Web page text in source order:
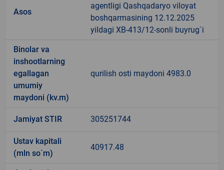
Asos
agentligi Qashqadaryo viloyat
boshqarmasining 12.12.2025
yildagi XB-413/12-sonli buyrug`i
Binolar va
inshootlarning
egallagan
umumiy
maydoni (kv.m)
qurilish osti maydoni 4983.0
Jamiyat STIR 305251744
Ustav kapitali
(mln so`m)
40917.48